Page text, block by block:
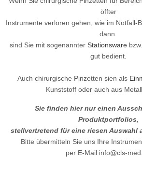
öffter
Instrumente verloren gehen, wie im Notfall-
dann
sind Sie mit sogenannter Stationswarebzw.
gut bedient.
Auch chirurgische Pinzetten sien als
Kunststoff oder auch aus
Sie finden hier nur einen
Produktportfolios,
stellvertretend für eine riesen Auswahl
Bitte übermitteln Sie uns Ihre
per E-Mail info@cls-